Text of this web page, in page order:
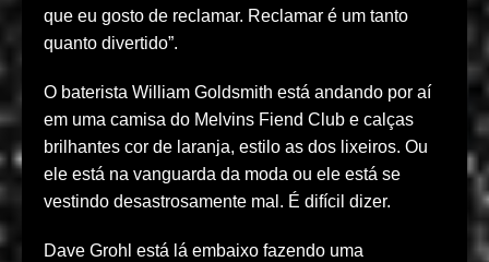
que eu gosto de reclamar. Reclamar é um tanto
quanto divertido”.
O baterista William Goldsmith está andando por aí
em uma camisa do Melvins Fiend Club e calças
brilhantes cor de laranja, estilo as dos lixeiros. Ou
ele está na vanguarda da moda ou ele está se
vestindo desastrosamente mal. É difícil dizer.
Dave Grohl está lá embaixo fazendo uma